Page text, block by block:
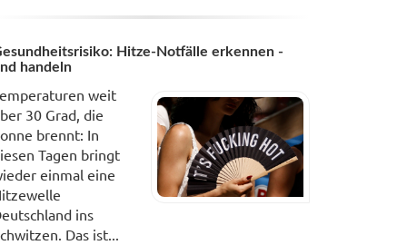
Hitze-Notfälle erkennen -
handeln
weit
30 Grad, die
brennt: In
Tagen bringt
einmal eine
ins
Das ist...